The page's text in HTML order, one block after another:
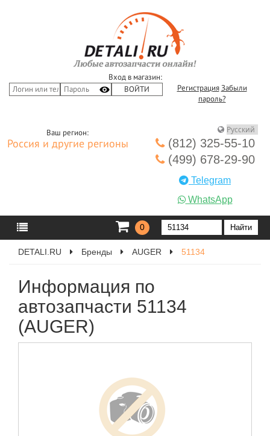
Вход в магазин:
Регистрация Забыли
пароль?
Ваш регион:
Россия и другие регионы
(812) 325-55-10
(499) 678-29-90
Telegram
WhatsApp
0
DETALI.RU Бренды AUGER 51134
Информация по
автозапчасти 51134
(AUGER)